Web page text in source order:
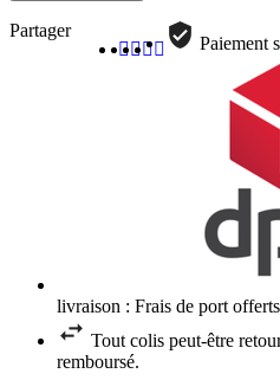
Partager
Paiement
livraison : Frais de port
Tout colis peut-être
remboursé.